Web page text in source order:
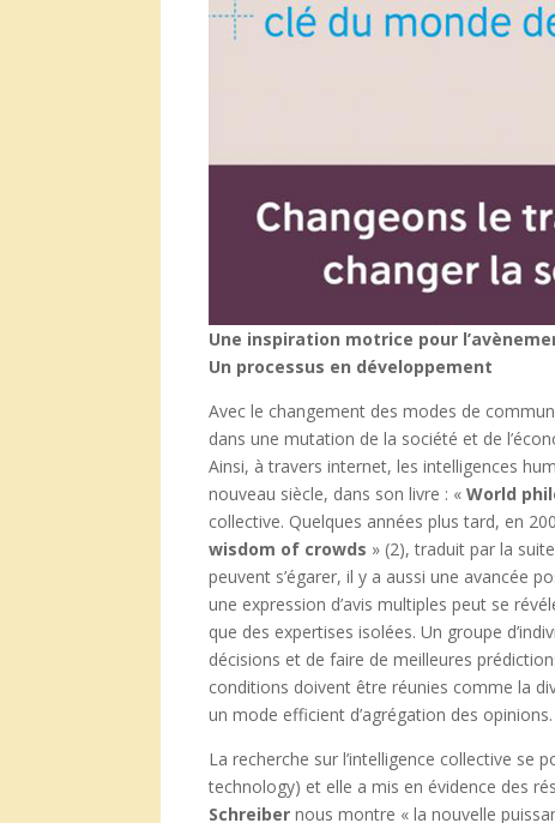
Une inspiration motrice pour
Un processus en développement
Avec le changement des modes de
dans une mutation de la société et de
Ainsi, à travers internet, les intelligences
nouveau siècle, dans son livre : «World
collective. Quelques années plus tard, en
wisdom of crowds » (2), traduit par la
peuvent s’égarer, il y a aussi une avancée
une expression d’avis multiples peut se
que des expertises isolées. Un groupe
décisions et de faire de meilleures
conditions doivent être réunies comme la
un mode efficient d’agrégation des opinions.
La recherche sur l’intelligence collective
technology) et elle a mis en évidence des
Schreiber nous montre « la nouvelle